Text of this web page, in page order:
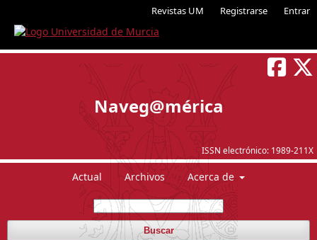
Revistas UM Registrarse Entrar
ISSN electrónico: 1989-211X
Naveg@mérica
Actual Archivos Acerca de
Buscar